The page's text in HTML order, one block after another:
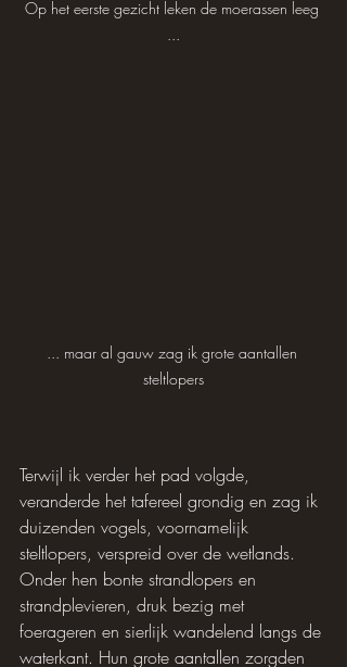
Op het eerste gezicht leken de moerassen leeg
...
... maar al gauw zag ik grote aantallen
steltlopers
Terwijl ik verder het pad volgde,
veranderde het tafereel grondig en zag ik
duizenden vogels, voornamelijk
steltlopers, verspreid over de wetlands.
Onder hen bonte strandlopers en
strandplevieren, druk bezig met
foerageren en sierlijk wandelend langs de
waterkant. Hun grote aantallen zorgden